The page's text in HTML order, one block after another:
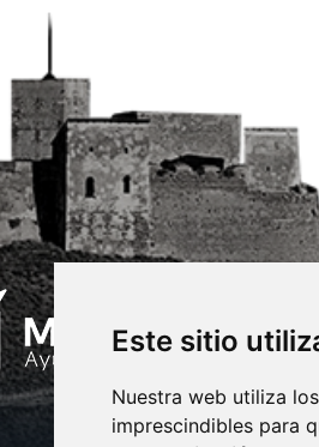
Este sitio
Nuestra web utiliza
imprescindibles para